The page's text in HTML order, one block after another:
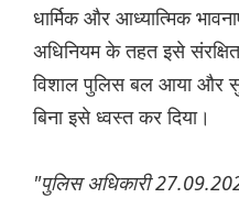
धार्मिक और आध्यात्मिक
अधिनियम के तहत इसे
विशाल पुलिस बल आया और
बिना इसे ध्वस्त कर दिया।
"पुलिस अधिकारी